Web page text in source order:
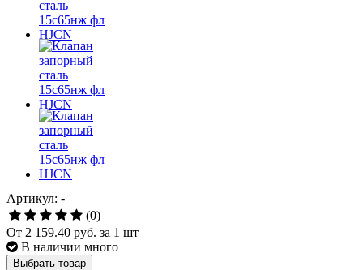
Артикул: -
(0)
От 2 159.40 руб. за 1 шт
В наличии много
Выбрать товар